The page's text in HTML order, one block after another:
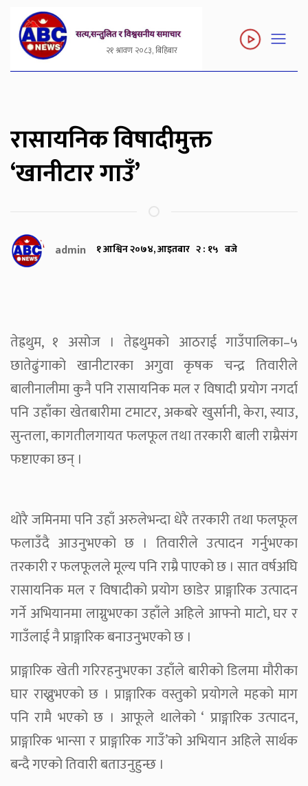
२१ श्रावण २०८३, बिहिबार
रासायनिक विषादीमुक्त
‘खानीटार गाउँ’
admin १ आश्विन २०७४, आइतबार २ : १५ बजे
तेह्रथुम, १ असोज । तेह्रथुमको आठराई गाउँपालिका–५
छातेढुंगाको खानीटारका अगुवा कृषक चन्द्र तिवारीले
बालीनालीमा कुनै पनि रासायनिक मल र विषादी प्रयोग नगर्दा
पनि उहाँका खेतबारीमा टमाटर, अकबरे खुर्सानी, केरा, स्याउ,
सुन्तला, कागतीलगायत फलफूल तथा तरकारी बाली राम्रैसंग
फष्टाएका छन् ।
थोरै जमिनमा पनि उहाँ अरुलेभन्दा धेरै तरकारी तथा फलफूल
फलाउँदै आउनुभएको छ । तिवारीले उत्पादन गर्नुभएका
तरकारी र फलफूलले मूल्य पनि राम्रै पाएको छ । सात वर्षअघि
रासायनिक मल र विषादीको प्रयोग छाडेर प्राङ्गारिक उत्पादन
गर्ने अभियानमा लाग्नुभएका उहाँले अहिले आफ्नो माटो, घर र
गाउँलाई नै प्राङ्गारिक बनाउनुभएको छ ।
प्राङ्गारिक खेती गरिरहनुभएका उहाँले बारीको डिलमा मौरीका
घार राख्नुभएको छ । प्राङ्गारिक वस्तुको प्रयोगले महको माग
पनि रामै भएको छ । आफूले थालेको ‘ प्राङ्गारिक उत्पादन,
प्राङ्गारिक भान्सा र प्राङ्गारिक गाउँ’को अभियान अहिले सार्थक
बन्दै गएको तिवारी बताउनुहुन्छ ।